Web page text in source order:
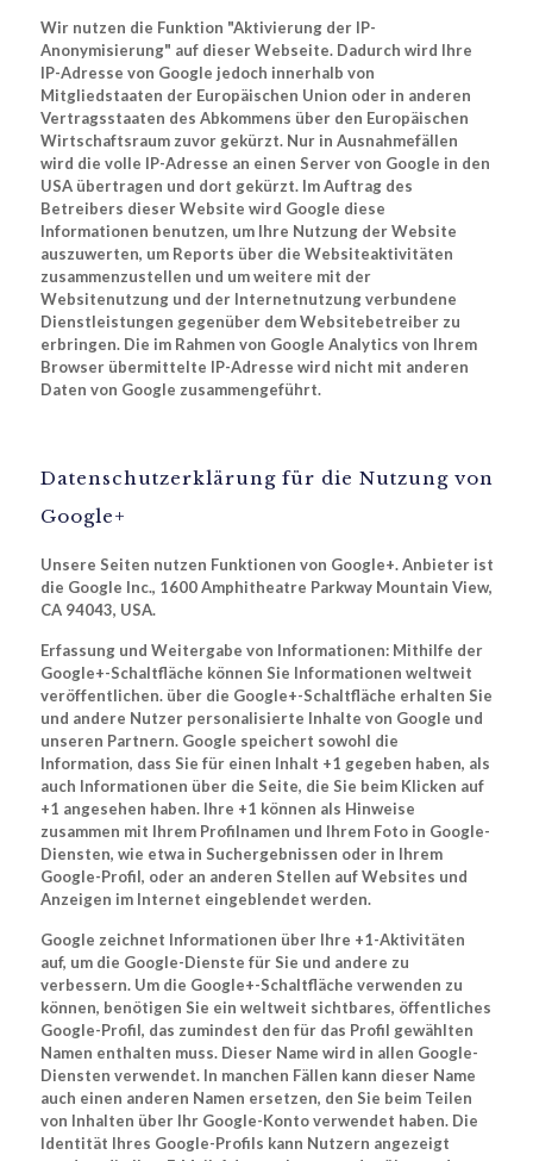
Wir nutzen die Funktion "Aktivierung der IP-
Anonymisierung" auf dieser Webseite. Dadurch wird Ihre
IP-Adresse von Google jedoch innerhalb von
Mitgliedstaaten der Europäischen Union oder in anderen
Vertragsstaaten des Abkommens über den Europäischen
Wirtschaftsraum zuvor gekürzt. Nur in Ausnahmefällen
wird die volle IP-Adresse an einen Server von Google in den
USA übertragen und dort gekürzt. Im Auftrag des
Betreibers dieser Website wird Google diese
Informationen benutzen, um Ihre Nutzung der Website
auszuwerten, um Reports über die Websiteaktivitäten
zusammenzustellen und um weitere mit der
Websitenutzung und der Internetnutzung verbundene
Dienstleistungen gegenüber dem Websitebetreiber zu
erbringen. Die im Rahmen von Google Analytics von Ihrem
Browser übermittelte IP-Adresse wird nicht mit anderen
Daten von Google zusammengeführt.
Datenschutzerklärung für die Nutzung von
Google+
Unsere Seiten nutzen Funktionen von Google+. Anbieter ist
die Google Inc., 1600 Amphitheatre Parkway Mountain View,
CA 94043, USA.
Erfassung und Weitergabe von Informationen: Mithilfe der
Google+-Schaltfläche können Sie Informationen weltweit
veröffentlichen. über die Google+-Schaltfläche erhalten Sie
und andere Nutzer personalisierte Inhalte von Google und
unseren Partnern. Google speichert sowohl die
Information, dass Sie für einen Inhalt +1 gegeben haben, als
auch Informationen über die Seite, die Sie beim Klicken auf
+1 angesehen haben. Ihre +1 können als Hinweise
zusammen mit Ihrem Profilnamen und Ihrem Foto in Google-
Diensten, wie etwa in Suchergebnissen oder in Ihrem
Google-Profil, oder an anderen Stellen auf Websites und
Anzeigen im Internet eingeblendet werden.
Google zeichnet Informationen über Ihre +1-Aktivitäten
auf, um die Google-Dienste für Sie und andere zu
verbessern. Um die Google+-Schaltfläche verwenden zu
können, benötigen Sie ein weltweit sichtbares, öffentliches
Google-Profil, das zumindest den für das Profil gewählten
Namen enthalten muss. Dieser Name wird in allen Google-
Diensten verwendet. In manchen Fällen kann dieser Name
auch einen anderen Namen ersetzen, den Sie beim Teilen
von Inhalten über Ihr Google-Konto verwendet haben. Die
Identität Ihres Google-Profils kann Nutzern angezeigt